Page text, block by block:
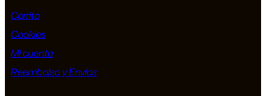
Carrito
Cookies
Mi cuenta
Reembolso y Envíos